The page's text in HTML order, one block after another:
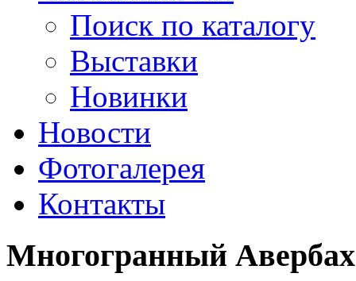
Поиск по каталогу
Выставки
Новинки
Новости
Фотогалерея
Контакты
Многогранный Авербах